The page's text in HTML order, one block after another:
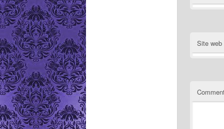
Site web